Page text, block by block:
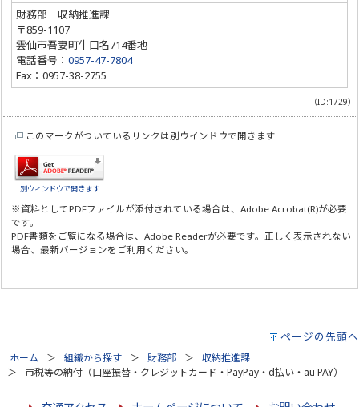
財務部 収納推進課
〒859-1107
雲仙市吾妻町牛口名714番地
電話番号：0957-47-7804
Fax：0957-38-2755
（ID:1729）
このマークがついているリンクは別ウインドウで開きます
別ウィンドウで開きます
※資料としてPDFファイルが添付されている場合は、Adobe Acrobat(R)が必要
です。
PDF書類をご覧になる場合は、Adobe Readerが必要です。正しく表示されない
場合、最新バージョンをご利用ください。
ページの先頭へ
ホーム 組織から探す 財務部
収納推進課
市税等の納付（口座振替・クレジットカード・PayPay・d払い・au PAY）